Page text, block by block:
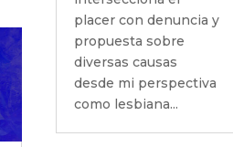
placer con denuncia y
propuesta sobre
diversas causas
desde mi perspectiva
como lesbiana...